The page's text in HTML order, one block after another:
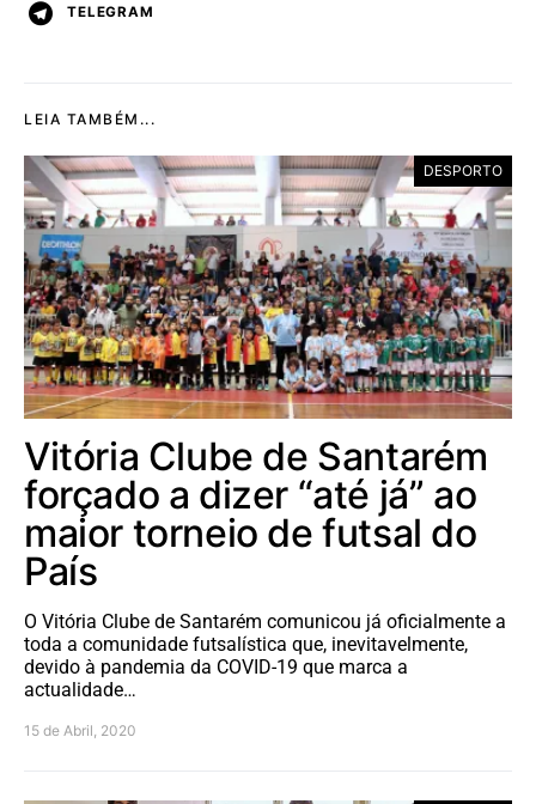
TELEGRAM
LEIA TAMBÉM...
DESPORTO
Vitória Clube de Santarém
forçado a dizer “até já” ao
maior torneio de futsal do
País
O Vitória Clube de Santarém comunicou já oficialmente a
toda a comunidade futsalística que, inevitavelmente,
devido à pandemia da COVID-19 que marca a
actualidade…
15 de Abril, 2020